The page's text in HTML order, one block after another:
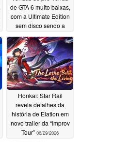
de GTA 6 muito baixas,
com a Ultimate Edition
sem disco sendo a
preferida06/30/2026
Honkai: Star Rail
revela detalhes da
história de Elation em
novo trailer da “Improv
Tour” 06/29/2026